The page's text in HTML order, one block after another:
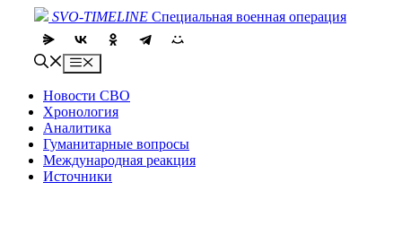
content
SVO-TIMELINE Специальная военная операция
Menu
Новости СВО
Хронология
Аналитика
Гуманитарные вопросы
Международная реакция
Источники